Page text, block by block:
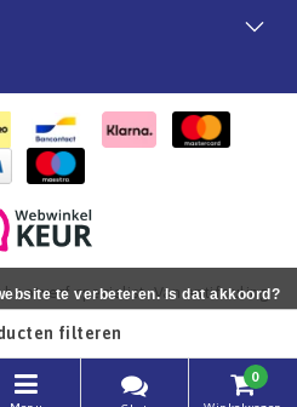
specialist. Van antifouling
- RealizationInStijl Media
filteren
0
te verbeteren. Is dat akkoord?
Meer over cookies »